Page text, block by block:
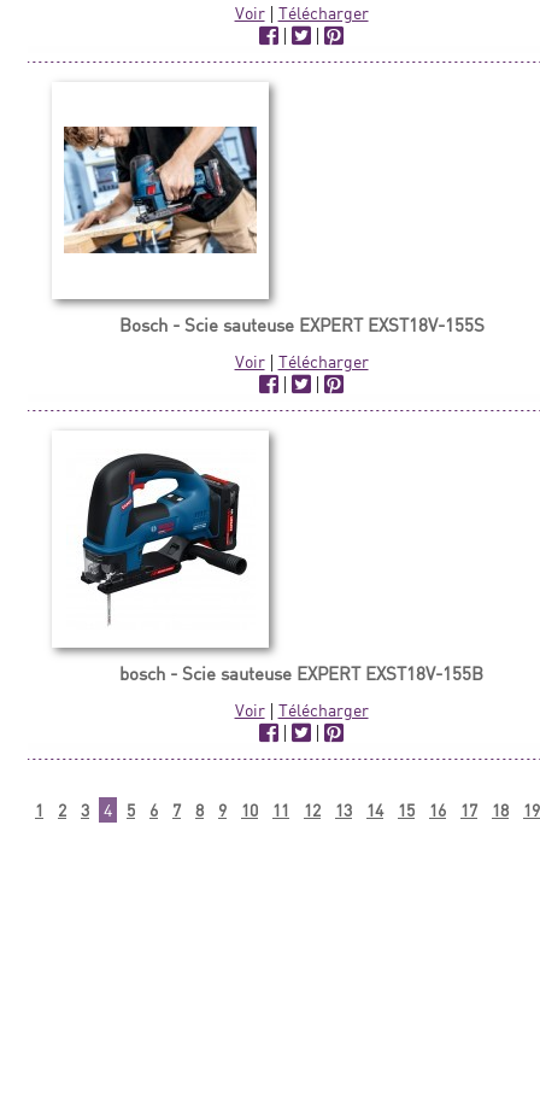
Voir| Télécharger
|
|
Bosch - Scie sauteuse EXPERT EXST18V-155S
Voir| Télécharger
|
|
bosch - Scie sauteuse EXPERT EXST18V-155B
Voir| Télécharger
|
|
1 2 3 4 5 6 7 8 9 10 11 12 13 14 15 16 17 18 19